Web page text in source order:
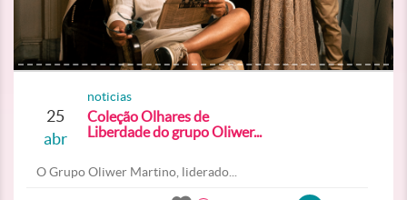
25
abr
noticias
Coleção Olhares de
Liberdade do grupo Oliwer...
O Grupo Oliwer Martino, liderado...